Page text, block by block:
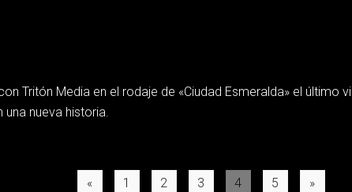
Tritón Media en el rodaje de «Ciudad Esmeralda» el último
nueva historia.
Posts
« 1 2 3 4 5 »